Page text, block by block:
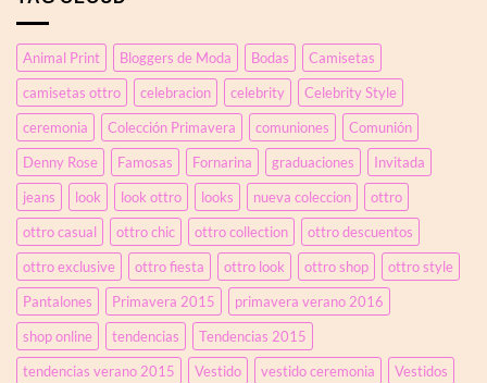
jeans
efecto
con
botón
joya
en
bajo
y
blusa
plisada
con
tul
transparente
pedrería
Animal Print Bloggers de Moda Bodas
Camisetas
camisetas ottro
celebracion celebrity
Celebrity Style
ceremonia
Colección Primavera comuniones
Comunión
Denny Rose
Famosas Fornarina graduaciones
Invitada
jeans
look look ottro looks nueva coleccion
ottro
ottro casual
ottro chic ottro collection
ottro descuentos
ottro exclusive
ottro fiesta ottro look ottro shop
ottro style
Pantalones
Primavera 2015
primavera verano 2016
shop online
tendencias
Tendencias 2015
tendencias verano 2015
Vestido vestido ceremonia
Vestidos